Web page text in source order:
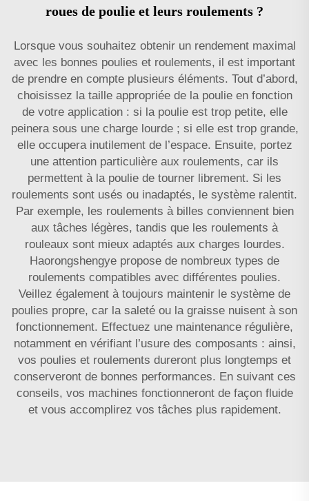
roues de poulie et leurs roulements ?
Lorsque vous souhaitez obtenir un rendement maximal
avec les bonnes poulies et roulements, il est important
de prendre en compte plusieurs éléments. Tout d’abord,
choisissez la taille appropriée de la poulie en fonction
de votre application : si la poulie est trop petite, elle
peinera sous une charge lourde ; si elle est trop grande,
elle occupera inutilement de l’espace. Ensuite, portez
une attention particulière aux roulements, car ils
permettent à la poulie de tourner librement. Si les
roulements sont usés ou inadaptés, le système ralentit.
Par exemple, les roulements à billes conviennent bien
aux tâches légères, tandis que les roulements à
rouleaux sont mieux adaptés aux charges lourdes.
Haorongshengye propose de nombreux types de
roulements compatibles avec différentes poulies.
Veillez également à toujours maintenir le système de
poulies propre, car la saleté ou la graisse nuisent à son
fonctionnement. Effectuez une maintenance régulière,
notamment en vérifiant l’usure des composants : ainsi,
vos poulies et roulements dureront plus longtemps et
conserveront de bonnes performances. En suivant ces
conseils, vos machines fonctionneront de façon fluide
et vous accomplirez vos tâches plus rapidement.